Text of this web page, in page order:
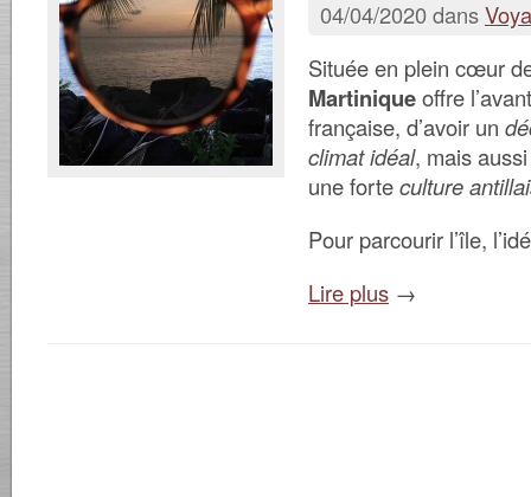
04/04/2020 dans
Située en plein cœur
Martiniqueoffre
française, d’avoir un
climat idéal, mais
une forteculture
Pour parcourir l’île,
Lire plus →